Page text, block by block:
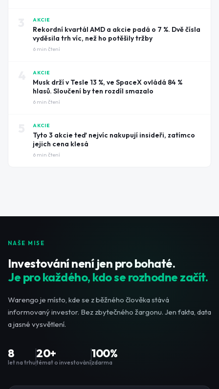
AKCIE
Rekordní kvartál AMD a akcie padá o 7 %. Dvě čísla
vyděsila trh víc, než ho potěšily tržby
6 min čtení
AKCIE
Musk drží v Tesle 13 %, ve SpaceX ovládá 84 %
hlasů. Sloučení by ten rozdíl smazalo
6 min čtení
AKCIE
Tyto 3 akcie teď nejvíc nakupují insideři, zatímco
jejich cena klesá
6 min čtení
NAŠE MISE
Investování není jen pro bohaté.
Je pro každého, kdo se rozhodne začít.
Warengo je místo, kde se z běžného člověka stává
informovaný investor. Bez zbytečného žargonu. Jen fakta, data
a jasné vysvětlení.
8
let na trhu
20+
témat o investování
100%
zdarma